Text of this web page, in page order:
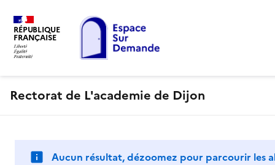
RÉPUBLIQUE
FRANÇAISE
Rectorat de L'academie de Dijon
Aucun résultat, dézoomez pour parcourir les